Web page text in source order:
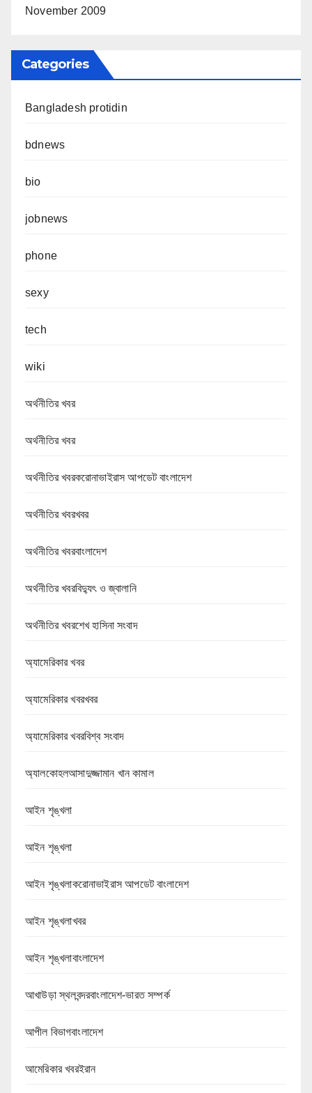
November 2009
Categories
Bangladesh protidin
bdnews
bio
jobnews
phone
sexy
tech
wiki
অর্থনীতির খবর
অর্থনীতির খবর
অর্থনীতির খবরকরোনাভাইরাস আপডেট বাংলাদেশ
অর্থনীতির খবরখবর
অর্থনীতির খবরবাংলাদেশ
অর্থনীতির খবরবিদ্যুৎ ও জ্বালানি
অর্থনীতির খবরশেখ হাসিনা সংবাদ
অ্যামেরিকার খবর
অ্যামেরিকার খবরখবর
অ্যামেরিকার খবরবিশ্ব সংবাদ
অ্যালকোহলআসাদুজ্জামান খান কামাল
আইন শৃঙ্খলা
আইন শৃঙ্খলা
আইন শৃঙ্খলাকরোনাভাইরাস আপডেট বাংলাদেশ
আইন শৃঙ্খলাখবর
আইন শৃঙ্খলাবাংলাদেশ
আখাউড়া স্থলবন্দরবাংলাদেশ-ভারত সম্পর্ক
আপীল বিভাগবাংলাদেশ
আমেরিকার খবরইরান